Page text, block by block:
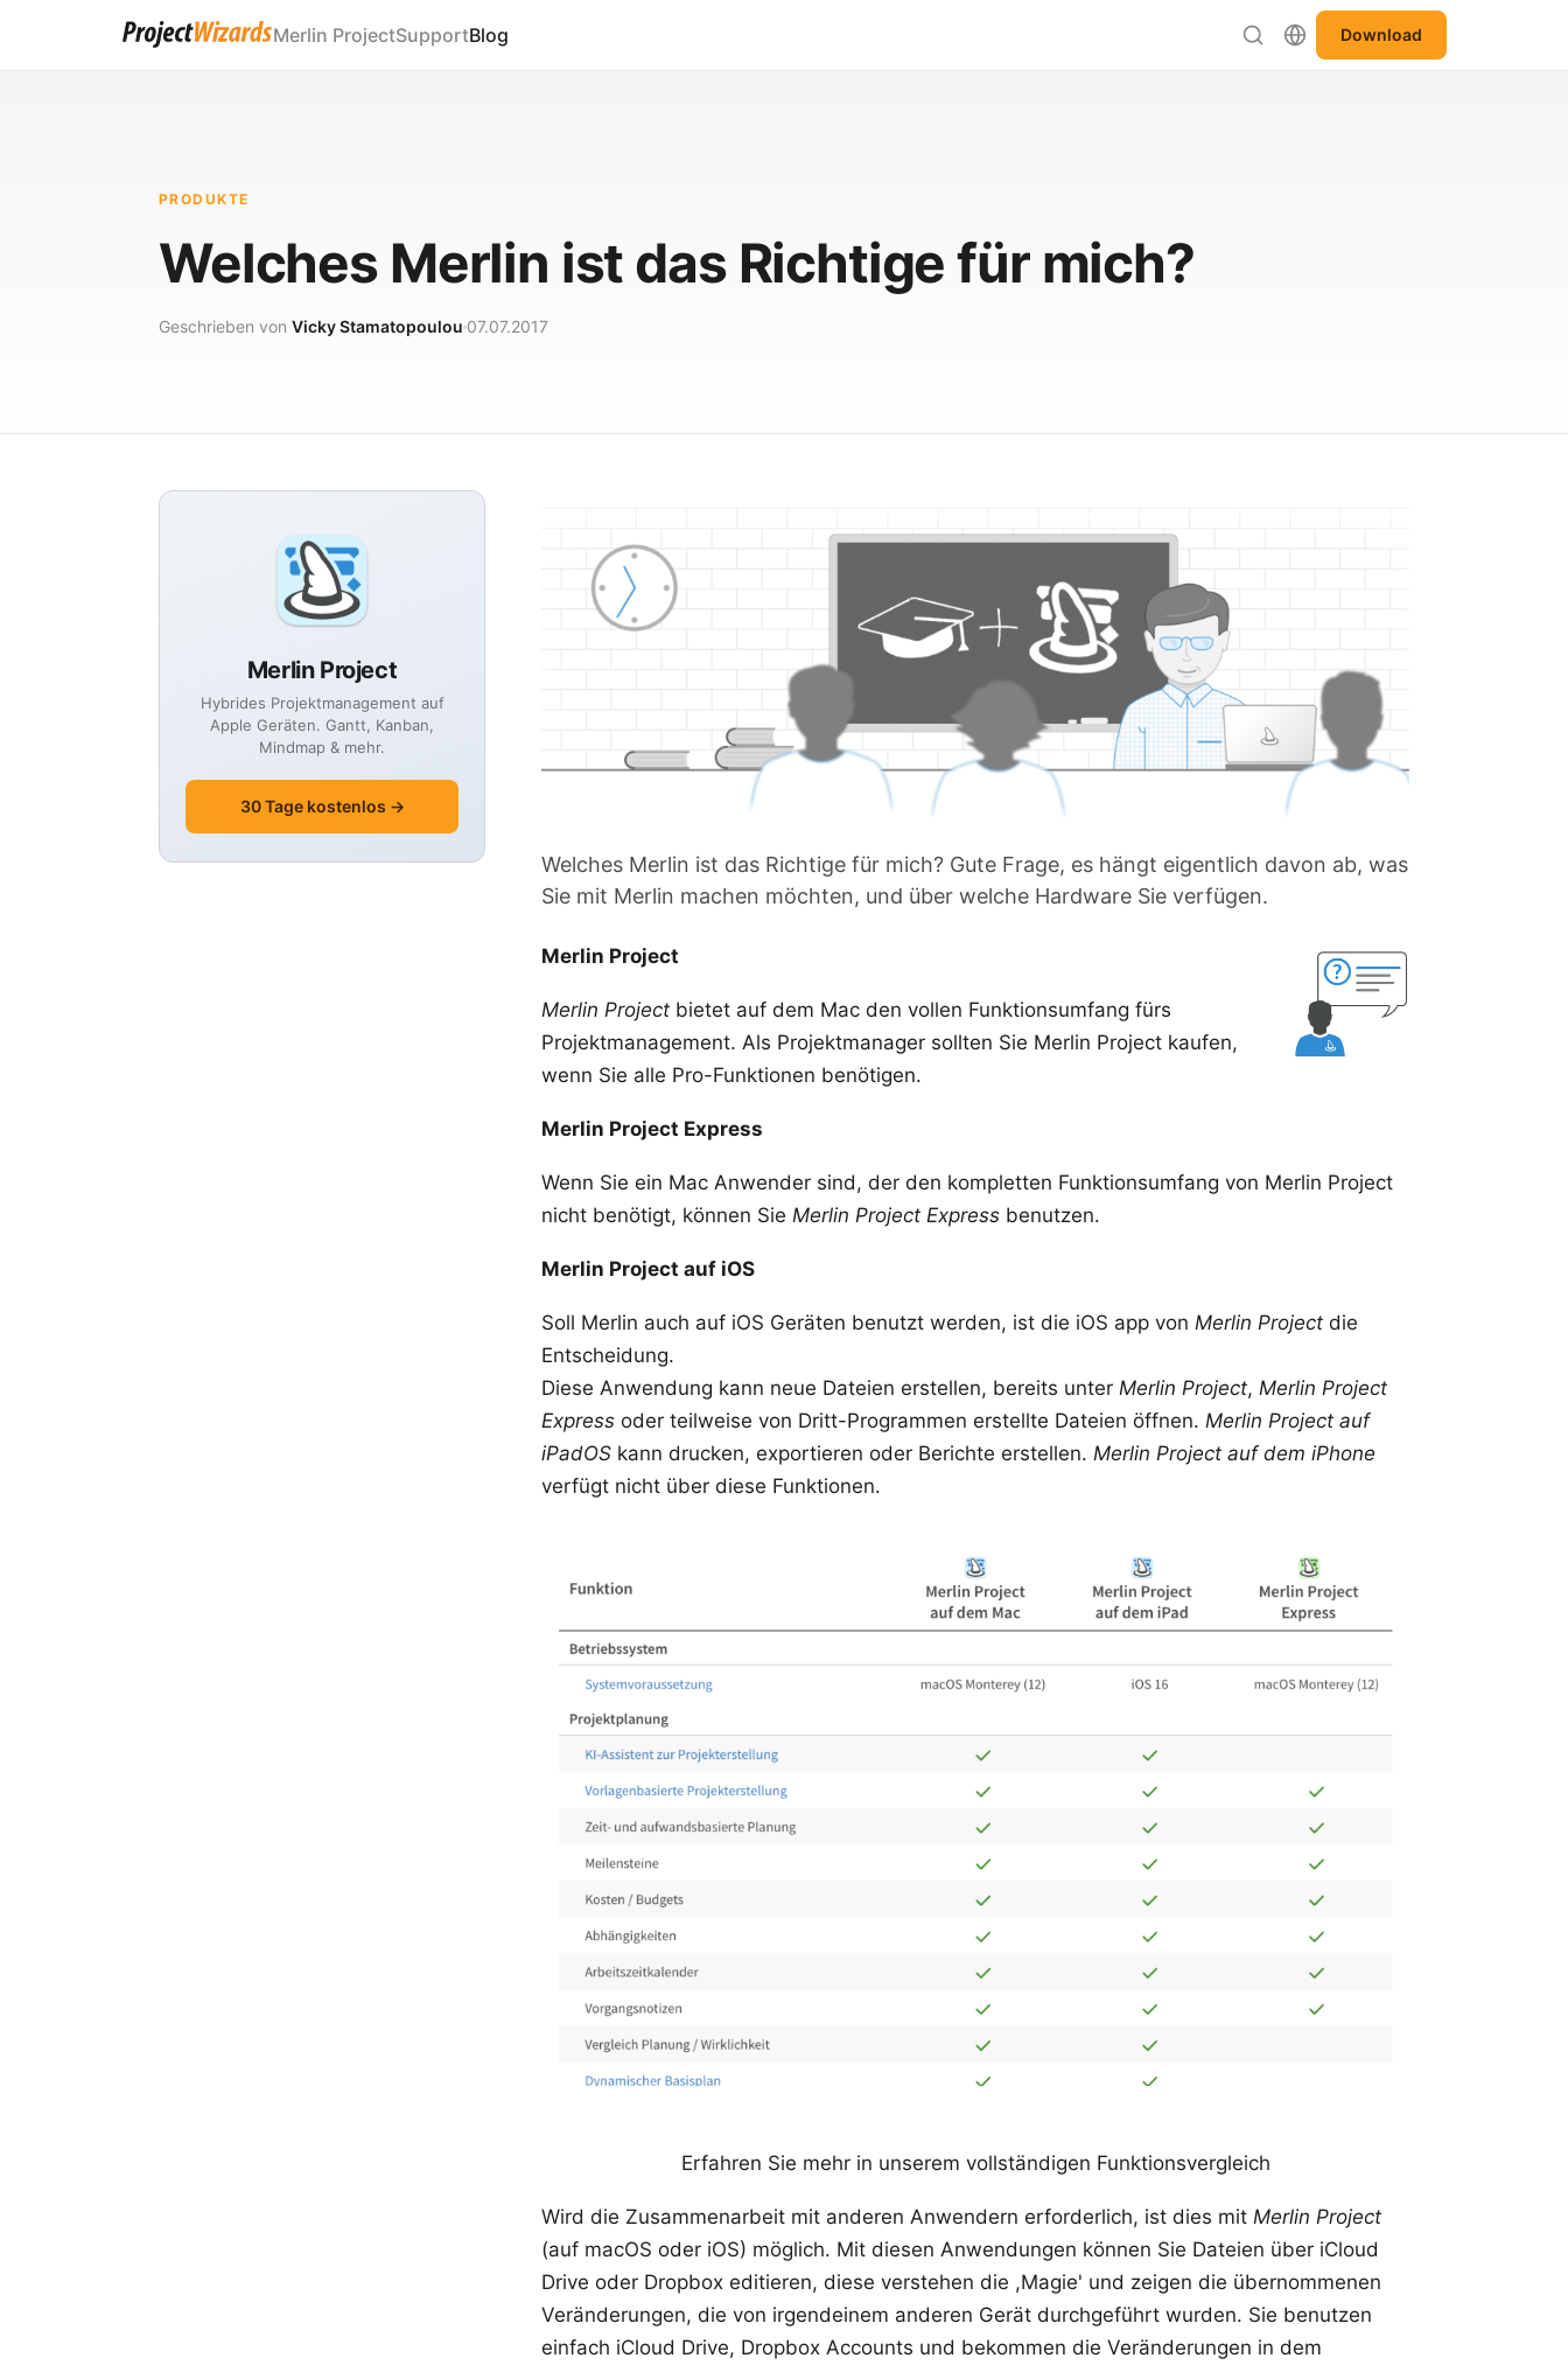
Merlin ProjectSupportBlog Download
PRODUKTE
Welches Merlin ist das Richtige für mich?
Geschrieben von Vicky Stamatopoulou 07.07.2017
Merlin Project
Hybrides Projektmanagement auf
Apple Geräten. Gantt, Kanban,
Mindmap & mehr.
30 Tage kostenlos →
Welches Merlin ist das Richtige für mich? Gute Frage, es hängt eigentlich davon ab, was
Sie mit Merlin machen möchten, und über welche Hardware Sie verfügen.
Merlin Project
Merlin Project bietet auf dem Mac den vollen Funktionsumfang fürs
Projektmanagement. Als Projektmanager sollten Sie Merlin Project kaufen,
wenn Sie alle Pro-Funktionen benötigen.
Merlin Project Express
Wenn Sie ein Mac Anwender sind, der den kompletten Funktionsumfang von Merlin Project
nicht benötigt, können Sie Merlin Project Express benutzen.
Merlin Project auf iOS
Soll Merlin auch auf iOS Geräten benutzt werden, ist die iOS app von Merlin Project die
Entscheidung.
Diese Anwendung kann neue Dateien erstellen, bereits unter Merlin Project, Merlin Project
Express oder teilweise von Dritt-Programmen erstellte Dateien öffnen. Merlin Project auf
iPadOS kann drucken, exportieren oder Berichte erstellen. Merlin Project auf dem iPhone
verfügt nicht über diese Funktionen.
Erfahren Sie mehr in unserem vollständigen Funktionsvergleich
Wird die Zusammenarbeit mit anderen Anwendern erforderlich, ist dies mit Merlin Project
(auf macOS oder iOS) möglich. Mit diesen Anwendungen können Sie Dateien über iCloud
Drive oder Dropbox editieren, diese verstehen die ,Magie' und zeigen die übernommenen
Veränderungen, die von irgendeinem anderen Gerät durchgeführt wurden. Sie benutzen
einfach iCloud Drive, Dropbox Accounts und bekommen die Veränderungen in dem